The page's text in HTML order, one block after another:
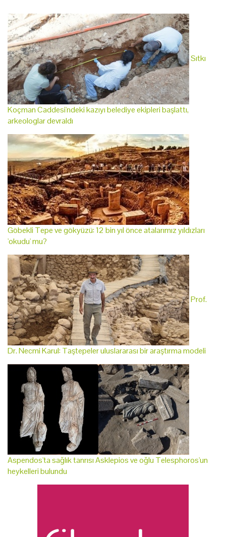
Sıtkı
Koçman Caddesi'ndeki kazıyı belediye ekipleri başlattı,
arkeologlar devraldı
Göbekli Tepe ve gökyüzü: 12 bin yıl önce atalarımız yıldızları
'okudu' mu?
Prof.
Dr. Necmi Karul: Taştepeler uluslararası bir araştırma modeli
Aspendos'ta sağlık tanrısı Asklepios ve oğlu Telesphoros'un
heykelleri bulundu